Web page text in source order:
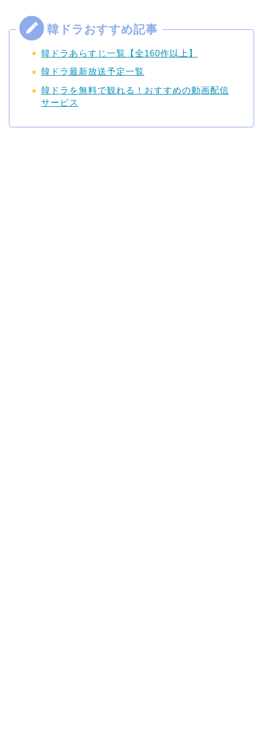
韓ドラあらすじ一覧【全160作以上】
韓ドラ最新放送予定一覧
韓ドラを無料で観れる！おすすめの動画配信
サービス